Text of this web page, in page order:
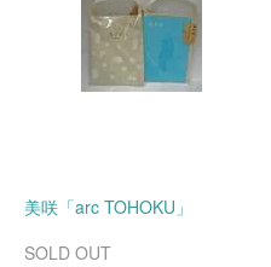
美咲「arc TOHOKU」
SOLD OUT